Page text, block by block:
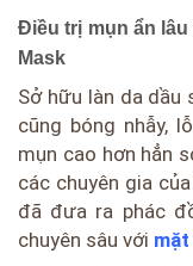
Điều trị mụn ẩn lâu
Mask
Sở hữu làn da dầu
cũng bóng nhẫy,
mụn cao hơn hẳn
các chuyên gia
đã đưa ra phác
chuyên sâu với